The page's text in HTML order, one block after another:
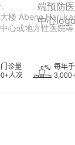
楼 Abeno
心或地方性医院等
诊量
人次
每年